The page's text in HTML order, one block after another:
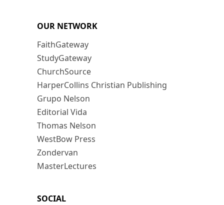
OUR NETWORK
FaithGateway
StudyGateway
ChurchSource
HarperCollins Christian Publishing
Grupo Nelson
Editorial Vida
Thomas Nelson
WestBow Press
Zondervan
MasterLectures
SOCIAL